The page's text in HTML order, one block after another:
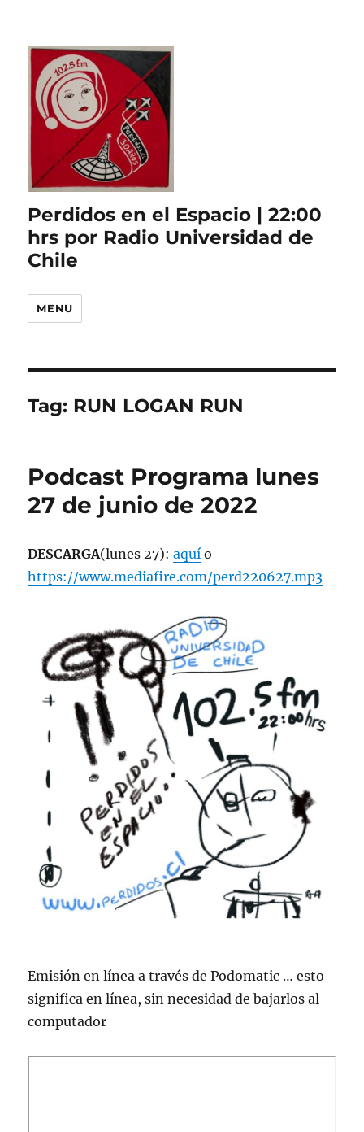
Perdidos en el Espacio | 22:00
hrs por Radio Universidad de
Chile
MENU
Tag: RUN LOGAN RUN
Podcast Programa lunes
27 de junio de 2022
DESCARGA(lunes 27):aquí o
https://www.mediafire.com/perd220627.mp3
Emisión en lí­nea a través de Podomatic … esto
significa en lí­nea, sin necesidad de bajarlos al
computador